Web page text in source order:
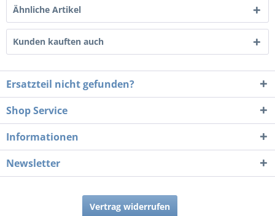
Ähnliche Artikel
Kunden kauften auch
Ersatzteil nicht gefunden?
Shop Service
Informationen
Newsletter
Vertrag widerrufen